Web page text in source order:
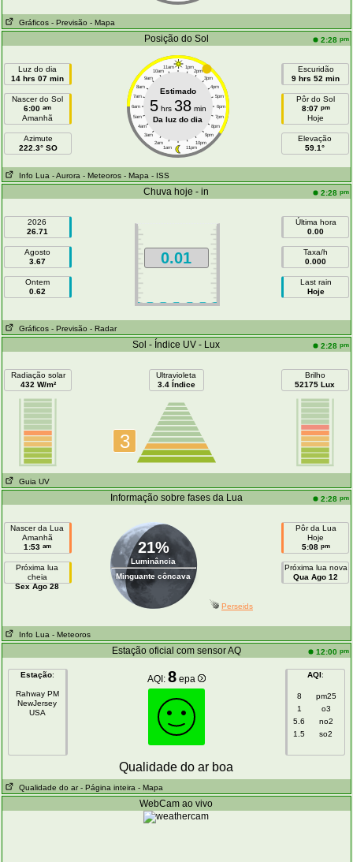
Gráficos - Previsão - Mapa
Posição do Sol 2:28 pm
Luz do dia
14 hrs 07 min
Nascer do Sol
6:00 am
Amanhã
Azimute
222.3° SO
11am 1pm
10am 2pm
9am 3pm
8am 4pm
7am 5pm
6am 6pm
5am 7pm
4am 8pm
3am 9pm
2am 10pm
1am 11pm
Estimado
5hrs 38min
Da luz do dia
Escuridão
9 hrs 52 min
Pôr do Sol
8:07 pm
Hoje
Elevação
59.1°
Info Lua - Aurora - Meteoros - Mapa - ISS
Chuva hoje - in 2:28 pm
2026
26.71
Agosto
3.67
Ontem
0.62
0.01
Última hora
0.00
Taxa/h
0.000
Last rain
Hoje
Gráficos - Previsão - Radar
Sol - Índice UV - Lux 2:28 pm
Radiação solar
432 W/m²
Ultravioleta
3.4 Índice
3
Brilho
52175 Lux
Guia UV
Informação sobre fases da Lua 2:28 pm
Nascer da Lua
Amanhã
1:53 am
Próxima lua
cheia
Sex Ago 28
21%
Luminância
Minguante côncava
Pôr da Lua
Hoje
5:08 pm
Próxima lua nova
Qua Ago 12
Perseids
Info Lua - Meteoros
Estação oficial com sensor AQ 12:00 pm
Estação:
Rahway PM
NewJersey
USA
AQI: 8 epa AQI:
8
pm25
1
o3
5.6
no2
1.5
so2
Qualidade do ar boa
Qualidade do ar - Página inteira - Mapa
WebCam ao vivo